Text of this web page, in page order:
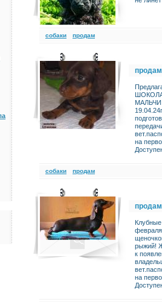
cобаки продам
продам
на
cобаки продам
продам
рыжий!
к
на